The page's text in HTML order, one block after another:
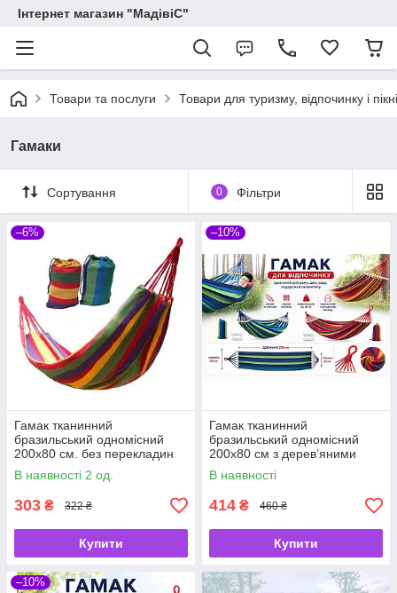
Інтернет магазин "МадівіС"
Товари та послуги Товари для туризму, відпочинку і
Гамаки
Сортування 0 Фільтри
–6%
Гамак тканинний
бразильський одномісний
200х80 см. без перекладин
(планок) для відпочинку
В наявності 2 од.
303 ₴ 322 ₴
Купити
–10%
Гамак тканинний
бразильський одномісний
200х80 см з дерев’яними
перекладинами 40 см для
відпочинку
В наявності
414 ₴ 460 ₴
Купити
–10%